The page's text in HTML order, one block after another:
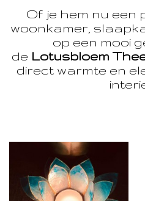
Of je hem nu een
woonkamer,
op een mooi
de Lotusbloem
direct warmte en